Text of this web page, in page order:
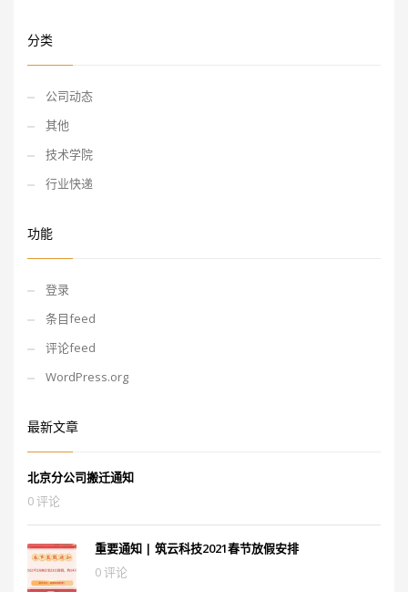
分类
公司动态
其他
技术学院
行业快递
功能
登录
条目feed
评论feed
WordPress.org
最新文章
北京分公司搬迁通知
0 评论
重要通知 | 筑云科技2021春节放假安排
0 评论